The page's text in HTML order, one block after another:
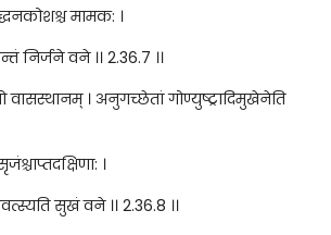
मामक: ।
निर्जने वने ।। 2.36.7 ।।
वासस्थानम् । अनुगच्छेतां गोण्युष्ट्रादिमुखेनेति
।
सुखं वने ।। 2.36.8 ।।